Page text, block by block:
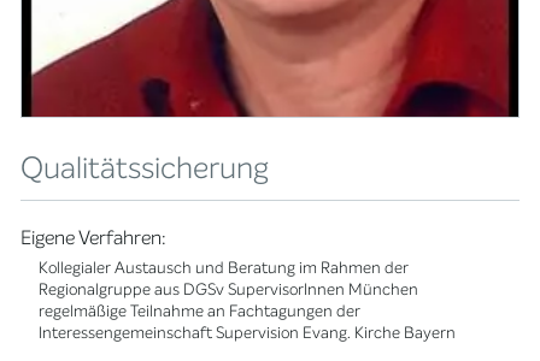
Qualitätssicherung
Eigene Verfahren:
Kollegialer Austausch und Beratung im Rahmen der
Regionalgruppe aus DGSv SupervisorInnen München
regelmäßige Teilnahme an Fachtagungen der
Interessengemeinschaft Supervision Evang. Kirche Bayern